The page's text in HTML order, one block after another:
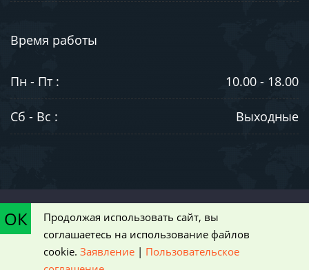
Время работы
Пн - Пт : 10.00 - 18.00
Сб - Вс : Выходные
ознакомительный характер и не является публичной офертой,
определяемой положениями статьи 437 Гражданского кодекса РФ
|
Пользовательское соглашение
ОК
Продолжая использовать сайт, вы
соглашаетесь на использование файлов
cookie. Заявление | Пользовательское